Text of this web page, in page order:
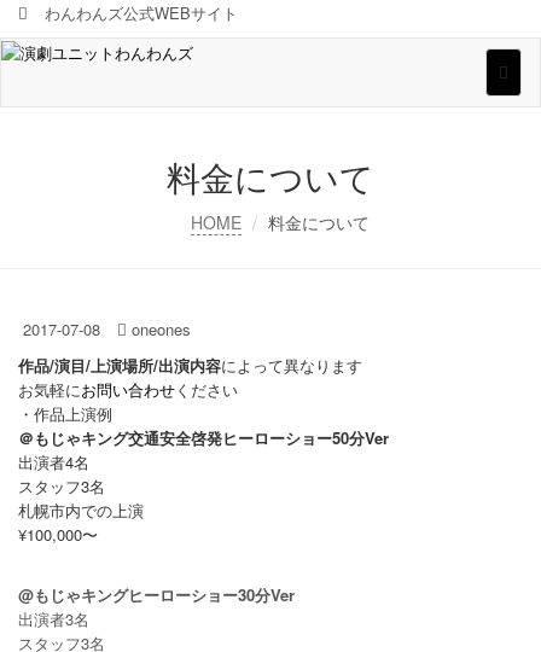
わんわんズ公式WEBサイト
料金について
HOME 料金について
2017-07-08
oneones
作品/演目/上演場所/出演内容によって異なります
お気軽にお問い合わせください
・作品上演例
＠もじゃキング交通安全啓発ヒーローショー50分Ver
出演者4名
スタッフ3名
札幌市内での上演
¥100,000〜
@もじゃキングヒーローショー30分Ver
出演者3名
スタッフ3名